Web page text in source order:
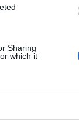
Sharing
which it